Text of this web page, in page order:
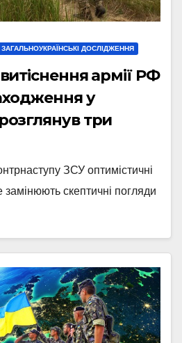
ЗАГАЛЬНОУКРАЇНСЬКІ ДОСЛІДЖЕННЯ
армії РФ
у
три
контрнаступу
ЗСУ оптимістичні
замінюють скептичні погляди